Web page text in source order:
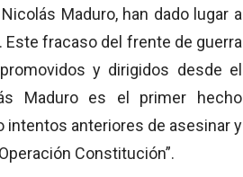
Maduro, han dado lugar a
Este fracaso del frente de guerra
y dirigidos desde el
Maduro es el primer hecho
intentos anteriores de asesinar y
Constitución”.